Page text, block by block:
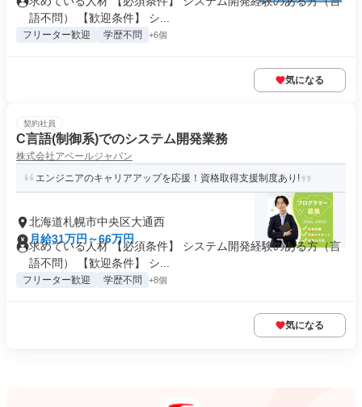
語不問） 【歓迎条件】 シ...
フリーター歓迎 学歴不問 +6個
気になる
契約社員
C言語(制御系)でのシステム開発業務
株式会社アベールジャパン
エンジニアのキャリアアップを応援！資格取得支援制度あり!
北海道札幌市中央区大通西
月給31万円～66万円
求めている人材 【必須条件】 システム開発経験のある方（言
語不問） 【歓迎条件】 シ...
フリーター歓迎 学歴不問 +8個
気になる